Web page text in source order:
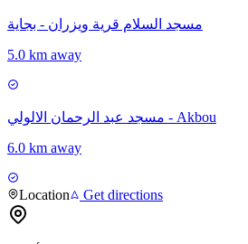
مسجد السلام قرية ويزران - بجاية
5.0 km away
مسجد عبد الرحمان الالولي - Akbou
6.0 km away
Location Get directions